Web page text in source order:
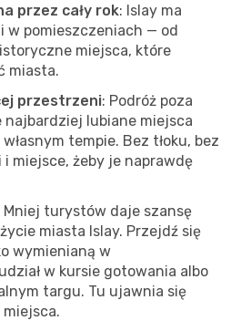
przez cały rok: Islay ma
w pomieszczeniach — od
miejsca, które
miasta.
przestrzeni: Podróż poza
najbardziej lubiane miejsca
tempie. Bez tłoku, bez
miejsce, żeby je naprawdę
Mniej turystów daje szansę
miasta Islay. Przejdź się
wymienianą w
w kursie gotowania albo
targu. Tu ujawnia się